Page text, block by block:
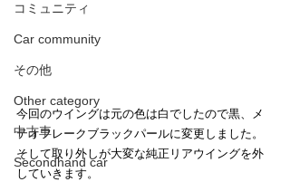
コミュニティ
Car community
その他
Other category
中古車
Secondhand car
今回のウイングは元の色は白でしたので黒、メ
テオフレークブラックパールに変更しました。
そして取り外しが大変な純正リアウイングを外
していきます。